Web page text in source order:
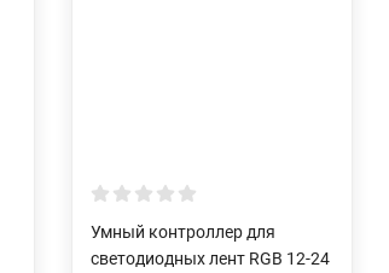
Умный контроллер для
светодиодных лент RGB 12-24